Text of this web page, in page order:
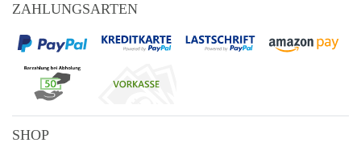
ZAHLUNGSARTEN
SHOP